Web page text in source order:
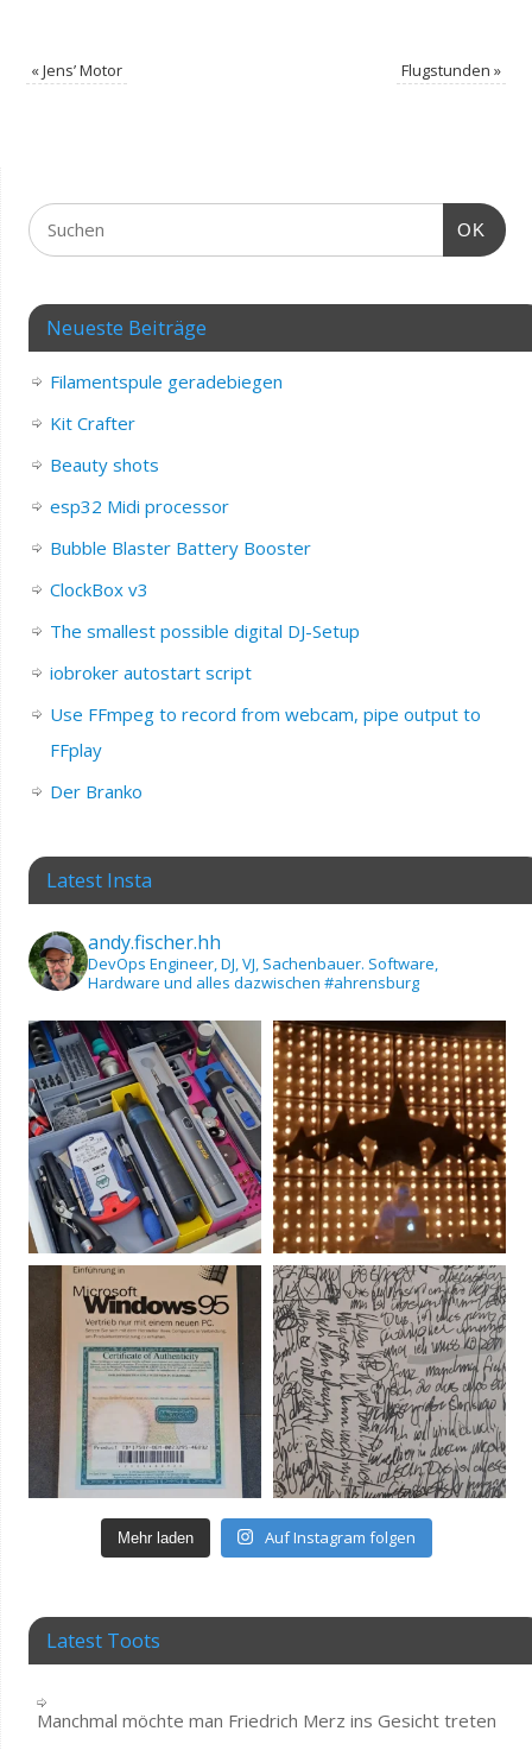
«Jens’ Motor Flugstunden»
OK
Neueste Beiträge
Filamentspule geradebiegen
Kit Crafter
Beauty shots
esp32 Midi processor
Bubble Blaster Battery Booster
ClockBox v3
The smallest possible digital DJ-Setup
iobroker autostart script
Use FFmpeg to record from webcam, pipe output to
FFplay
Der Branko
Latest Insta
andy.fischer.hh
DevOps Engineer, DJ, VJ, Sachenbauer. Software,
Hardware und alles dazwischen #ahrensburg
Mehr laden Auf Instagram folgen
Latest Toots
Manchmal möchte man Friedrich Merz ins Gesicht treten